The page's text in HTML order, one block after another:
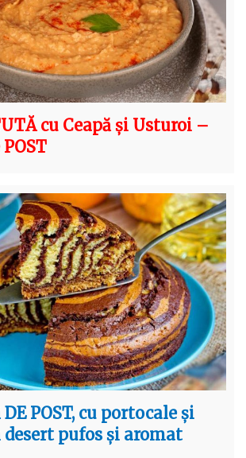
cu Ceapă și Usturoi –
POST, cu portocale și
desert pufos și aromat